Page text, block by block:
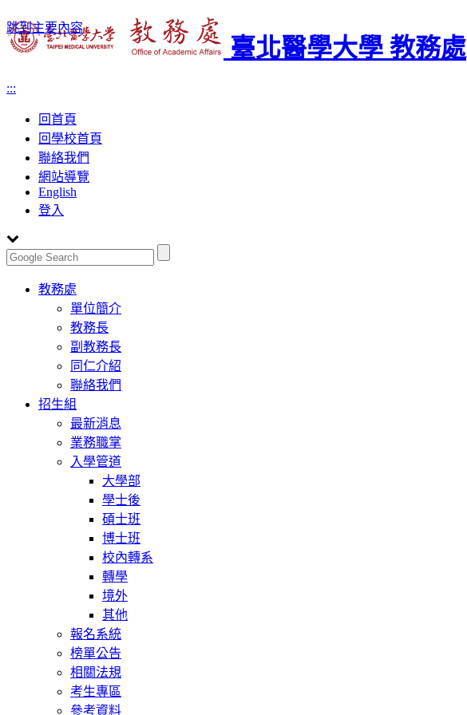
跳到主要內容
臺北醫學大學 教務處
:::
回首頁
回學校首頁
聯絡我們
網站導覽
English
登入
Toggle
navigation
教務處
單位簡介
教務長
副教務長
同仁介紹
聯絡我們
招生組
最新消息
業務職掌
入學管道
大學部
學士後
碩士班
博士班
校內轉系
轉學
境外
其他
報名系統
榜單公告
相關法規
考生專區
參考資料